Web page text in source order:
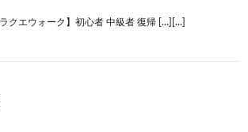
ラクエウォーク】初心者 中級者 復帰 […][…]